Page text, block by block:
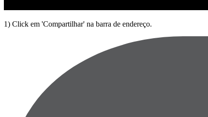
1) Click em 'Compartilhar' na barra de endereço.